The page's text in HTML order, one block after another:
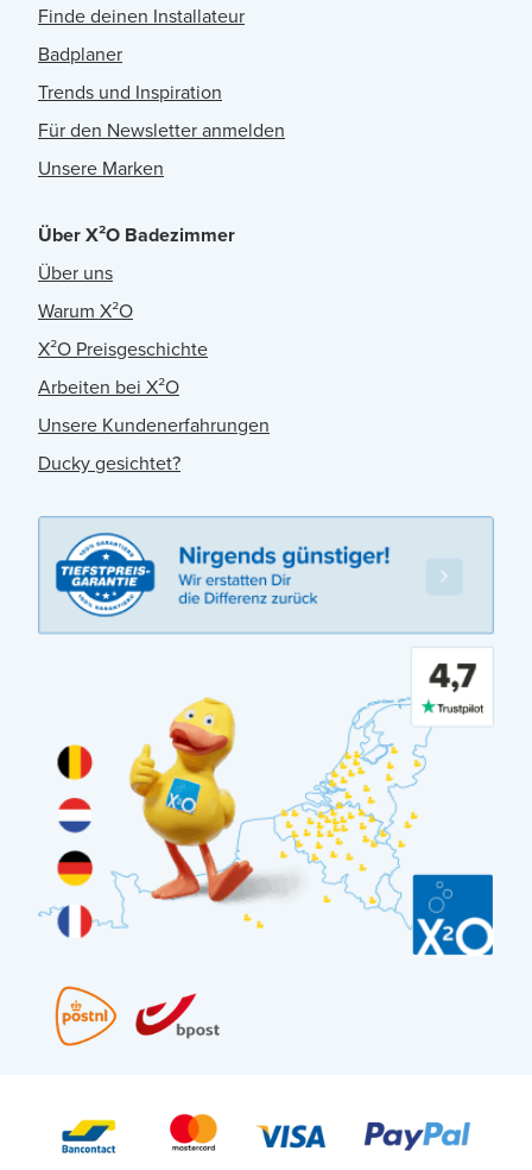
Finde deinen Installateur
Badplaner
Trends und Inspiration
Für den Newsletter anmelden
Unsere Marken
Über X²O Badezimmer
Über uns
Warum X²O
X²O Preisgeschichte
Arbeiten bei X²O
Unsere Kundenerfahrungen
Ducky gesichtet?